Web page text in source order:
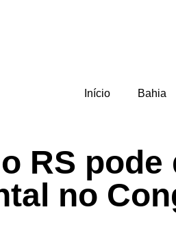
Início Bahia
RS
no